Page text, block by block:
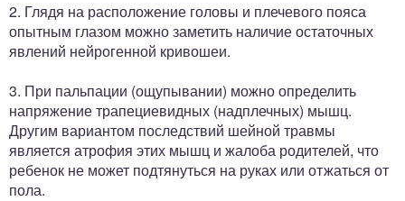
2. Глядя на расположение головы и плечевого пояса
опытным глазом можно заметить наличие остаточных
явлений нейрогенной кривошеи.
3. При пальпации (ощупывании) можно определить
напряжение трапециевидных (надплечных) мышц.
Другим вариантом последствий шейной травмы
является атрофия этих мышц и жалоба родителей, что
ребенок не может подтянуться на руках или отжаться от
пола.